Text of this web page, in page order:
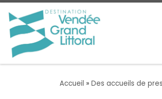
Passer au contenu
Accueil » Des accueils de